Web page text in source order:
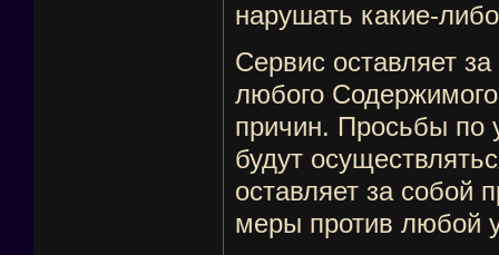
нарушать какие-
Сервис оставляет
любого
причин. Просьбы по
будут
оставляет за собой
меры против любой